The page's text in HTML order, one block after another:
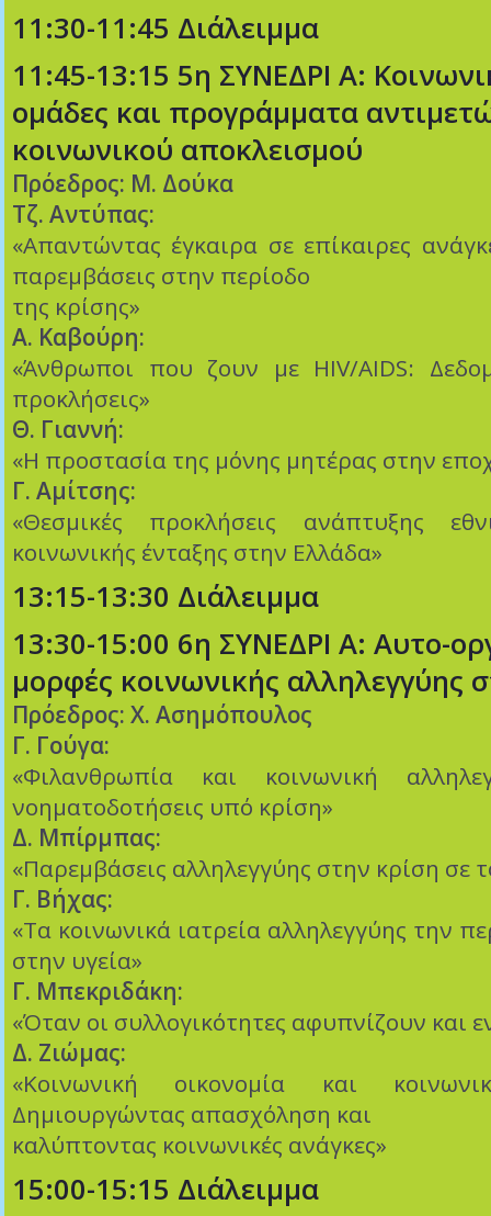
11:30-11:45 Διάλειμμα
11:45-13:15 5η ΣΥΝΕΔΡΙ Α:
ομάδες και προγράμματα
κοινωνικού αποκλεισμού
Πρόεδρος: Μ. Δούκα
Τζ. Αντύπας:
«Απαντώντας έγκαιρα σε επίκαιρες
παρεμβάσεις στην περίοδο
της κρίσης»
Α. Καβούρη:
«Άνθρωποι που ζουν με HIV/AIDS:
προκλήσεις»
Θ. Γιαννή:
«Η προστασία της μόνης μητέρας στην
Γ. Αμίτσης:
«Θεσμικές προκλήσεις ανάπτυξης
κοινωνικής ένταξης στην Ελλάδα»
13:15-13:30 Διάλειμμα
13:30-15:00 6η ΣΥΝΕΔΡΙ Α: Αυτο-
μορφές κοινωνικής αλληλεγγύης
Πρόεδρος: Χ. Ασημόπουλος
Γ. Γούγα:
«Φιλανθρωπία και κοινωνική
νοηματοδοτήσεις υπό κρίση»
Δ. Μπίρμπας:
«Παρεμβάσεις αλληλεγγύης στην κρίση σε
Γ. Βήχας:
«Τα κοινωνικά ιατρεία αλληλεγγύης την
στην υγεία»
Γ. Μπεκριδάκη:
«Όταν οι συλλογικότητες αφυπνίζουν και
Δ. Ζιώμας:
«Κοινωνική οικονομία και
Δημιουργώντας απασχόληση και
καλύπτοντας κοινωνικές ανάγκες»
15:00-15:15 Διάλειμμα